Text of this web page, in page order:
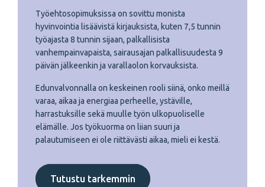
Työehtosopimuksissa on sovittu monista
hyvinvointia lisäävistä kirjauksista, kuten 7,5 tunnin
työajasta 8 tunnin sijaan, palkallisista
vanhempainvapaista, sairausajan palkallisuudesta 9
päivän jälkeenkin ja varallaolon korvauksista.
Edunvalvonnalla on keskeinen rooli siinä, onko meillä
varaa, aikaa ja energiaa perheelle, ystäville,
harrastuksille sekä muulle työn ulkopuoliselle
elämälle. Jos työkuorma on liian suuri ja
palautumiseen ei ole riittävästi aikaa, mieli ei kestä.
Tutustu tarkemmin